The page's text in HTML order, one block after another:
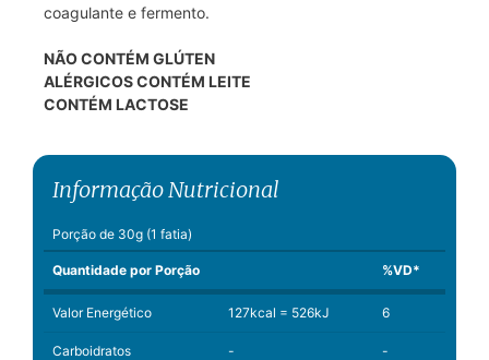
coagulante e fermento.
NÃO CONTÉM GLÚTEN
ALÉRGICOS CONTÉM LEITE
CONTÉM LACTOSE
Informação Nutricional
Porção de 30g (1 fatia)
Quantidade por Porção %VD*
Valor Energético 127kcal = 526kJ 6
Carboidratos - -